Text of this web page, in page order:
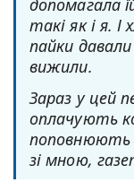
допомагала
такі як і я. І
пайки
вижили.
Зараз у цей
оплачують
поповнюють
зі мною,